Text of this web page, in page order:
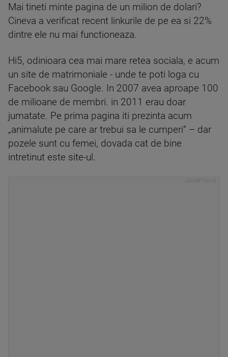
Mai tineti minte pagina de un milion de dolari?
Cineva a verificat recent linkurile de pe ea si 22%
dintre ele nu mai functioneaza.
Hi5, odinioara cea mai mare retea sociala, e acum
un site de matrimoniale - unde te poti loga cu
Facebook sau Google. In 2007 avea aproape 100
de milioane de membri. in 2011 erau doar
jumatate. Pe prima pagina iti prezinta acum
„animalute pe care ar trebui sa le cumperi” – dar
pozele sunt cu femei, dovada cat de bine
intretinut este site-ul.